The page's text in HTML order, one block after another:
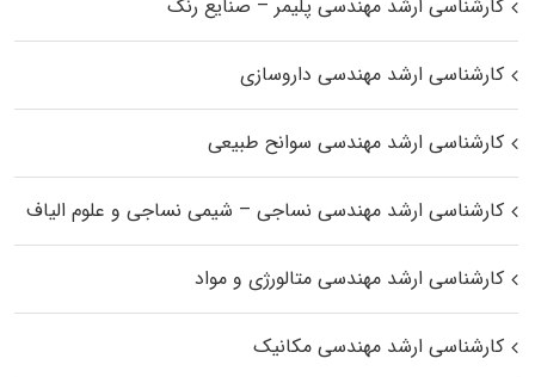
کارشناسی ارشد مهندسی پلیمر – صنایع رنگ
کارشناسی ارشد مهندسی داروسازی
کارشناسی ارشد مهندسی سوانح طبیعی
کارشناسی ارشد مهندسی نساجی – شیمی نساجی و علوم الیاف
کارشناسی ارشد مهندسی متالورژی و مواد
کارشناسی ارشد مهندسی مکانیک